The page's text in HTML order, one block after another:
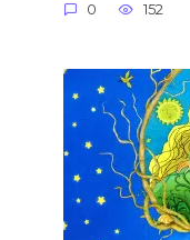
0 152